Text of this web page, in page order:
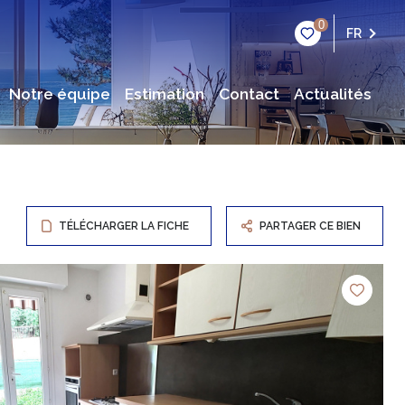
0
FR
notre équipe estimation contact actualités
TÉLÉCHARGER LA FICHE PARTAGER CE BIEN